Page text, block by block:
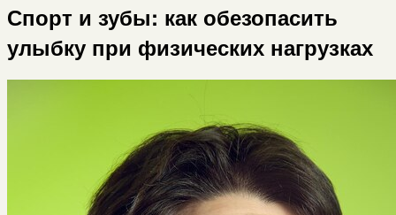
Спорт и зубы: как обезопасить
улыбку при физических нагрузках